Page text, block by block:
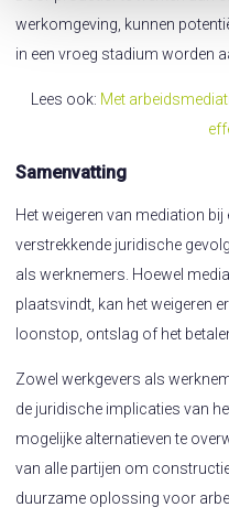
werkomgeving, kunnen
in een vroeg stadium worden
Lees ook: Met
Samenvatting
Het weigeren van mediation
verstrekkende juridische
als werknemers. Hoewel
plaatsvindt, kan het weigeren
loonstop, ontslag of het
Zowel werkgevers als
de juridische implicaties van
mogelijke alternatieven te
van alle partijen om
duurzame oplossing voor